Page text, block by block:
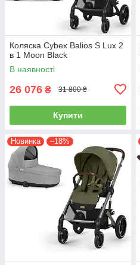
Коляска Cybex Balios S Lux 2
в 1 Moon Black
В наявності
26 076 ₴ 31 800 ₴
Купити
Новинка –18%